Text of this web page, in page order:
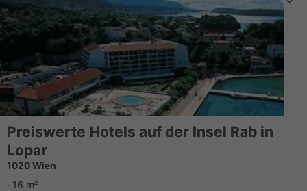
Preiswerte Hotels auf der Insel Rab in
Lopar
1020 Wien
· 16 m²